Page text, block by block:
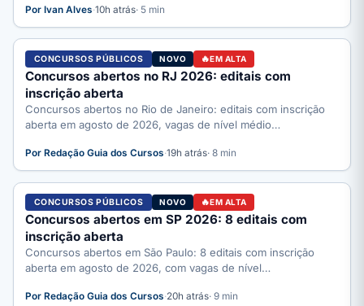
Por Ivan Alves·10h atrás· 5 min
CONCURSOS PÚBLICOS NOVO EM ALTA
Concursos abertos no RJ 2026: editais com
inscrição aberta
Concursos abertos no Rio de Janeiro: editais com inscrição
aberta em agosto de 2026, vagas de nível médio…
Por Redação Guia dos Cursos·19h atrás· 8 min
CONCURSOS PÚBLICOS NOVO EM ALTA
Concursos abertos em SP 2026: 8 editais com
inscrição aberta
Concursos abertos em São Paulo: 8 editais com inscrição
aberta em agosto de 2026, com vagas de nível…
Por Redação Guia dos Cursos·20h atrás· 9 min